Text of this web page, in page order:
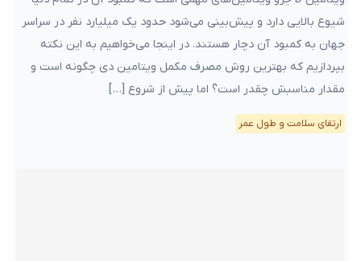
شیوع بالایی دارد و پیش‌بینی می‌شود حدود یک میلیارد نفر در سراسر
جهان به کمبود آن دچار هستند. در اینجا می‌خواهیم به این نکته
بپردازیم که بهترین روش مصرف مکمل ویتامین دی چگونه است و
مقدار مناسبش چقدر است؟ اما پیش از شروع […]
ارتقای سلامت و طول عمر